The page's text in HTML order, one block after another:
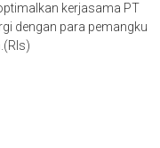
kerjasama PT
dengan para pemangku